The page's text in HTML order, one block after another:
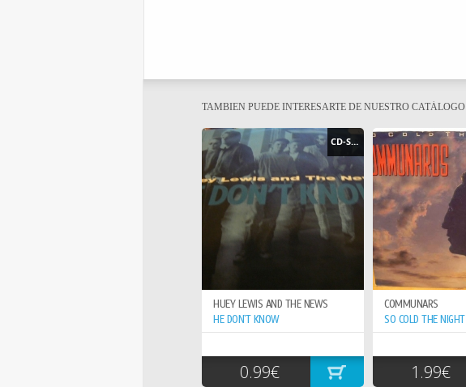
TAMBIEN PUEDE INTERESARTE DE NUESTRO CATÁLOGO
CD-SINGLE
HUEY LEWIS AND THE NEWS
HE DON`T KNOW
0.99€
COMMUNARS
1.99€